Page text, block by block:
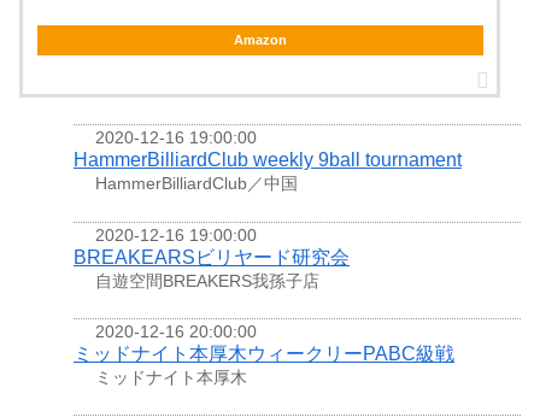
Amazon
2020-12-16 19:00:00
HammerBilliardClub weekly 9ball tournament
HammerBilliardClub／中国
2020-12-16 19:00:00
BREAKEARSビリヤード研究会
自遊空間BREAKERS我孫子店
2020-12-16 20:00:00
ミッドナイト本厚木ウィークリーPABC級戦
ミッドナイト本厚木